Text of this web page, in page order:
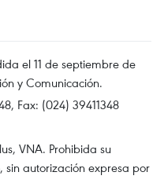
el 11 de septiembre de
y Comunicación.
Fax: (024) 39411348
VNA. Prohibida su
autorización expresa por